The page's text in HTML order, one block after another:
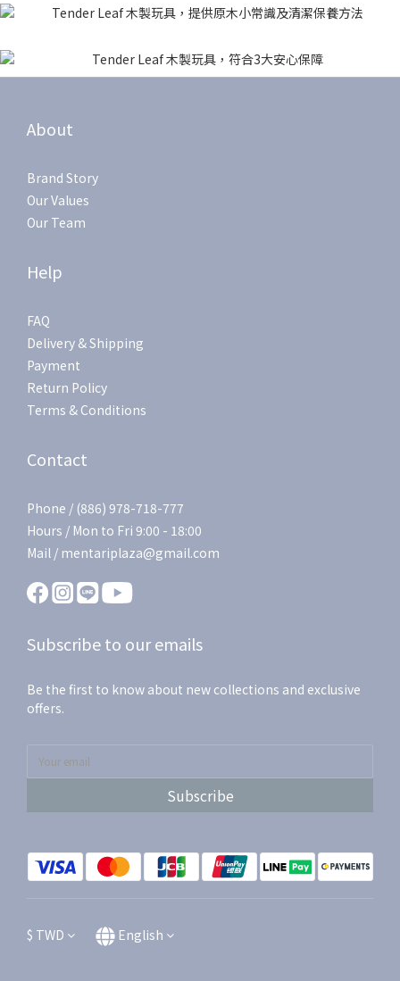
About
Brand Story
Our Values
Our Team
Help
FAQ
Delivery & Shipping
Payment
Return Policy
Terms & Conditions
Contact
Phone / (886) 978-718-777
Hours / Mon to Fri 9:00 - 18:00
Mail / mentariplaza@gmail.com
Subscribe to our emails
Be the first to know about new collections and exclusive
offers.
Subscribe
$ TWD English